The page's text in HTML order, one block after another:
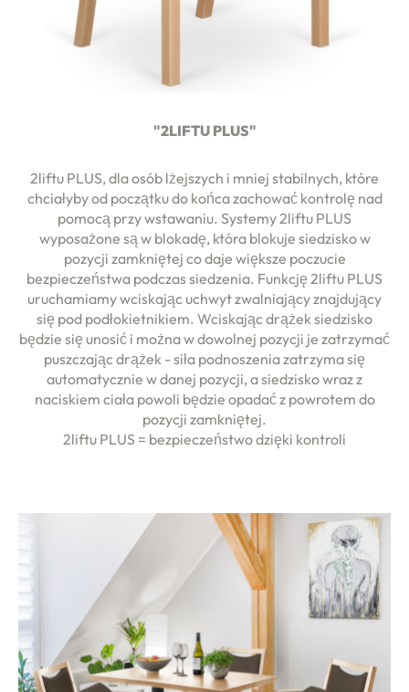
"2LIFTU PLUS"
2liftu PLUS, dla osób lżejszych i mniej stabilnych, które
chciałyby od początku do końca zachować kontrolę nad
pomocą przy wstawaniu. Systemy 2liftu PLUS
wyposażone są w blokadę, która blokuje siedzisko w
pozycji zamkniętej co daje większe poczucie
bezpieczeństwa podczas siedzenia. Funkcję 2liftu PLUS
uruchamiamy wciskając uchwyt zwalniający znajdujący
się pod podłokietnikiem. Wciskając drążek siedzisko
będzie się unosić i można w dowolnej pozycji je zatrzymać
puszczając drążek - siła podnoszenia zatrzyma się
automatycznie w danej pozycji, a siedzisko wraz z
naciskiem ciała powoli będzie opadać z powrotem do
pozycji zamkniętej.
2liftu PLUS = bezpieczeństwo dzięki kontroli